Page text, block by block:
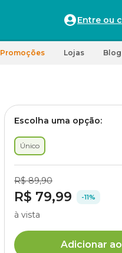
Entre ou
Promoções Lojas Blog
Escolha uma opção:
Único
R$ 89,90
R$ 79,99 -11%
à vista
Adicionar